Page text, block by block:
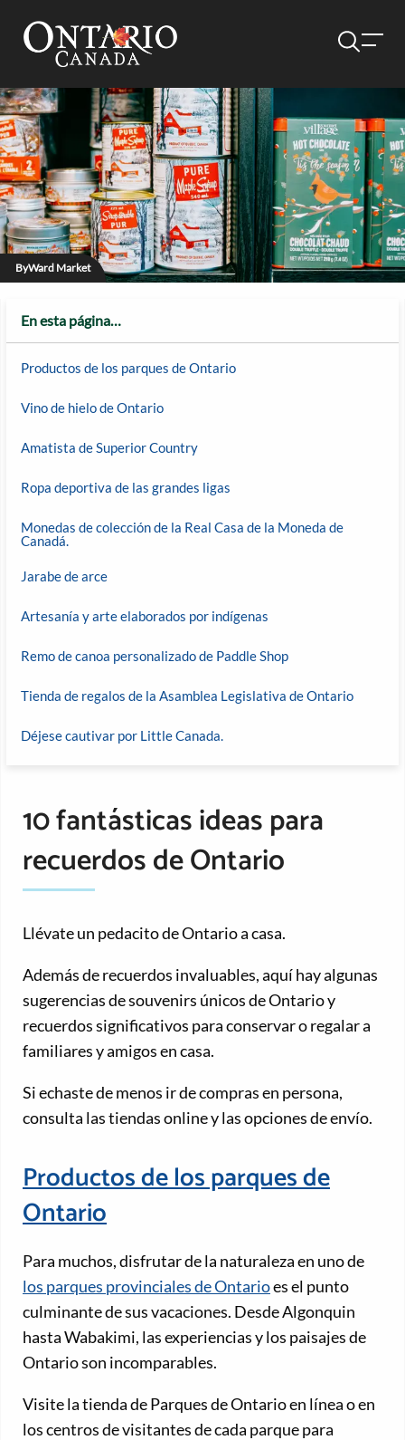
ByWard Market
En esta página…
Productos de los parques de Ontario
Vino de hielo de Ontario
Amatista de Superior Country
Ropa deportiva de las grandes ligas
Monedas de colección de la Real Casa de la Moneda de
Canadá.
Jarabe de arce
Artesanía y arte elaborados por indígenas
Remo de canoa personalizado de Paddle Shop
Tienda de regalos de la Asamblea Legislativa de Ontario
Déjese cautivar por Little Canada.
10 fantásticas ideas para
recuerdos de Ontario
Llévate un pedacito de Ontario a casa.
Además de recuerdos invaluables, aquí hay algunas
sugerencias de souvenirs únicos de Ontario y
recuerdos significativos para conservar o regalar a
familiares y amigos en casa.
Si echaste de menos ir de compras en persona,
consulta las tiendas online y las opciones de envío.
Productos de los parques de
Ontario
Para muchos, disfrutar de la naturaleza en uno de
los parques provinciales de Ontarioes el punto
culminante de sus vacaciones. Desde Algonquin
hasta Wabakimi, las experiencias y los paisajes de
Ontario son incomparables.
Visite la tienda de Parques de Ontario en línea o en
los centros de visitantes de cada parque para